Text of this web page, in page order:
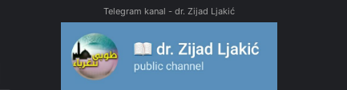
Telegram kanal - dr. Zijad Ljakić